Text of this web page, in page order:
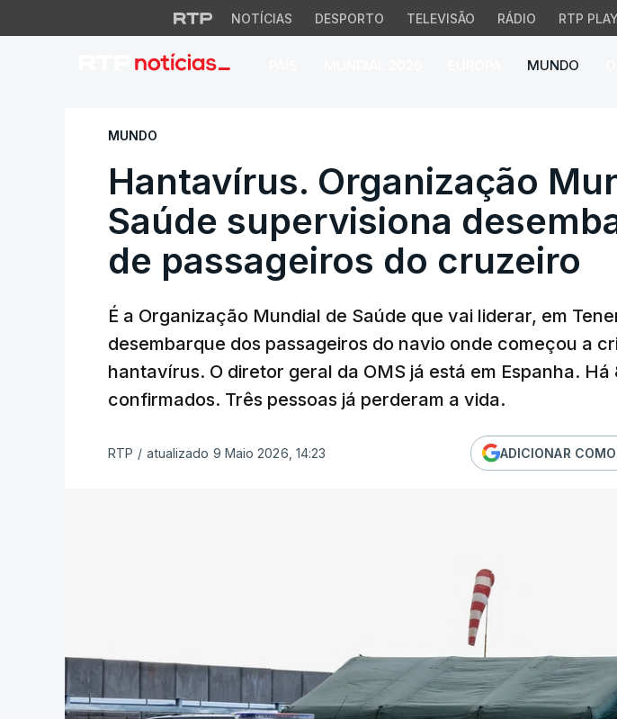
NOTÍCIAS DESPORTO TELEVISÃO RÁDIO RTP PLAY
MUNDO
Hantavírus. Organização
MUNDO
Hantavírus. Organização
Saúde supervisiona
de passageiros do cruzeiro
É a Organização Mundial de Saúde que vai liderar, em
desembarque dos passageiros do navio onde começou a
hantavírus. O diretor geral da OMS já está em Espanha. Há
confirmados. Três pessoas já perderam a vida.
RTP / atualizado 9 Maio 2026, 14:23 ADICIONAR